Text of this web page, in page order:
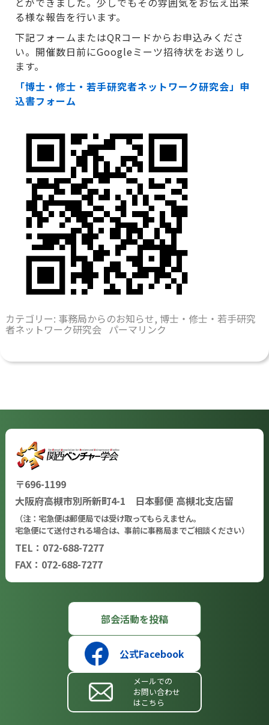
る様な報告を行います。
下記フォームまたはQRコードからお申込みくださ
い。開催数日前にGoogleミーツ招待状をお送りし
ます。
「博士・修士・若手研究者ネットワーク研究会」申
込書フォーム
カテゴリー: 事務局からのお知らせ, 博士・修士・若手研究
者ネットワーク研究会 パーマリンク
〒696-1199
大阪府高槻市別所新町4-1 日本郵便 高槻北支店留
（注：宅急便は郵便局では受け取ってもらえません。
宅急便にて送付される場合は、事前に事務局までご相談ください）
TEL：072-688-7277
FAX：072-688-7277
部会活動を投稿
公式Facebook
メールでの
お問い合わせ
はこちら